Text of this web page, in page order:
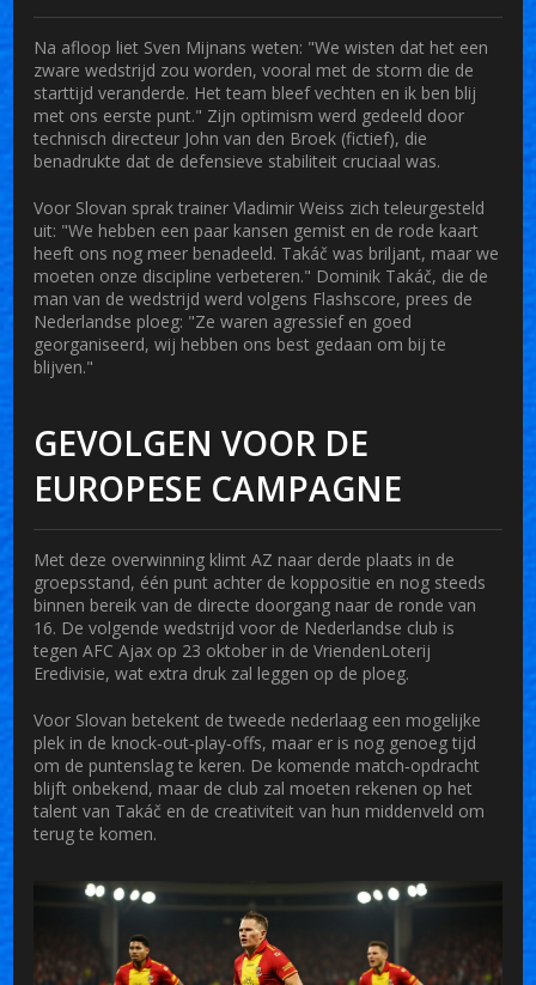
Na afloop liet Sven Mijnans weten: "We wisten dat het een
zware wedstrijd zou worden, vooral met de storm die de
starttijd veranderde. Het team bleef vechten en ik ben blij
met ons eerste punt." Zijn optimism werd gedeeld door
technisch directeur John van den Broek (fictief), die
benadrukte dat de defensieve stabiliteit cruciaal was.
Voor Slovan sprak trainerVladimir Weiss zich teleurgesteld
uit: "We hebben een paar kansen gemist en de rode kaart
heeft ons nog meer benadeeld. Takáč was briljant, maar we
moeten onze discipline verbeteren." Dominik Takáč, die de
man van de wedstrijd werd volgens Flashscore, prees de
Nederlandse ploeg: "Ze waren agressief en goed
georganiseerd, wij hebben ons best gedaan om bij te
blijven."
GEVOLGEN VOOR DE
EUROPESE CAMPAGNE
Met deze overwinning klimt AZ naar derde plaats in de
groepsstand, één punt achter de koppositie en nog steeds
binnen bereik van de directe doorgang naar de ronde van
16. De volgende wedstrijd voor de Nederlandse club is
tegen AFC Ajax op 23 oktober in de VriendenLoterij
Eredivisie, wat extra druk zal leggen op de ploeg.
Voor Slovan betekent de tweede nederlaag een mogelijke
plek in de knock‑out‑play‑offs, maar er is nog genoeg tijd
om de puntenslag te keren. De komende match‑opdracht
blijft onbekend, maar de club zal moeten rekenen op het
talent van Takáč en de creativiteit van hun middenveld om
terug te komen.